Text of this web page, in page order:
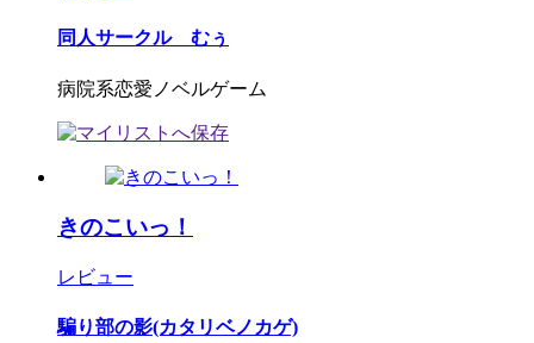
同人サークル むぅ
病院系恋愛ノベルゲーム
きのこいっ！
レビュー
騙り部の影(カタリベノカゲ)